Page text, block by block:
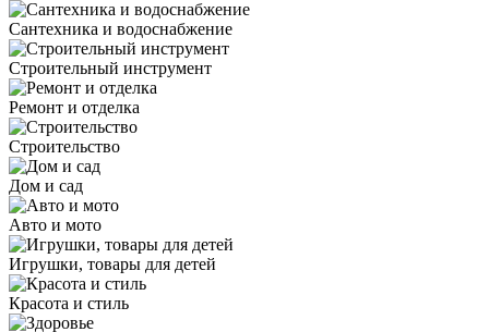
Сантехника и водоснабжение
Строительный инструмент
Ремонт и отделка
Строительство
Дом и сад
Авто и мото
Игрушки, товары для детей
Красота и стиль